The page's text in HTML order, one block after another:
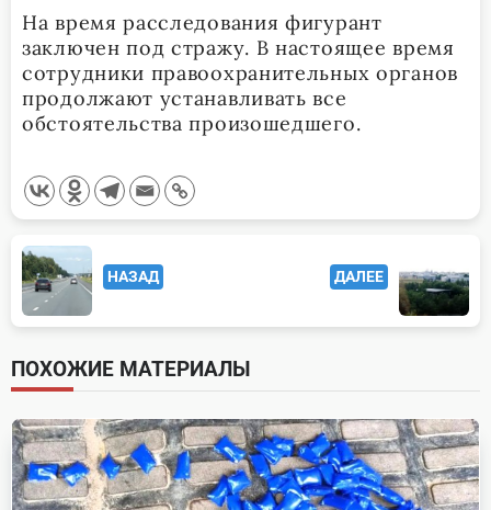
На время расследования фигурант
заключен под стражу. В настоящее время
сотрудники правоохранительных органов
продолжают устанавливать все
обстоятельства произошедшего.
<span
class="nav-
subtitle
screen-
reader-
text">Page</span>
НАЗАД ДАЛЕЕ
ПОХОЖИЕ МАТЕРИАЛЫ